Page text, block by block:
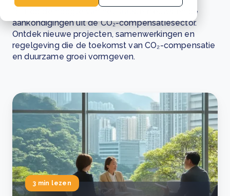
Blijf op de hoogte van het laatste nieuws en de
aankondigingen uit de CO₂-compensatiesector.
Ontdek nieuwe projecten, samenwerkingen en
regelgeving die de toekomst van CO₂-compensatie
en duurzame groei vormgeven.
3 min lezen